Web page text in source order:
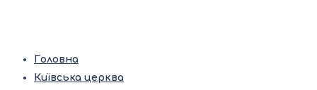
Головна
Київська церква